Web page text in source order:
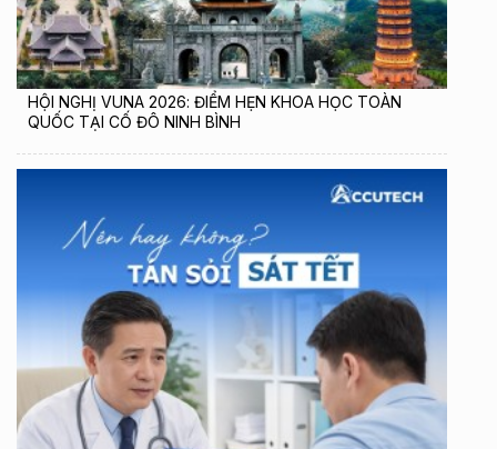
HỘI NGHỊ VUNA 2026: ĐIỂM HẸN KHOA HỌC TOÀN
QUỐC TẠI CỐ ĐÔ NINH BÌNH